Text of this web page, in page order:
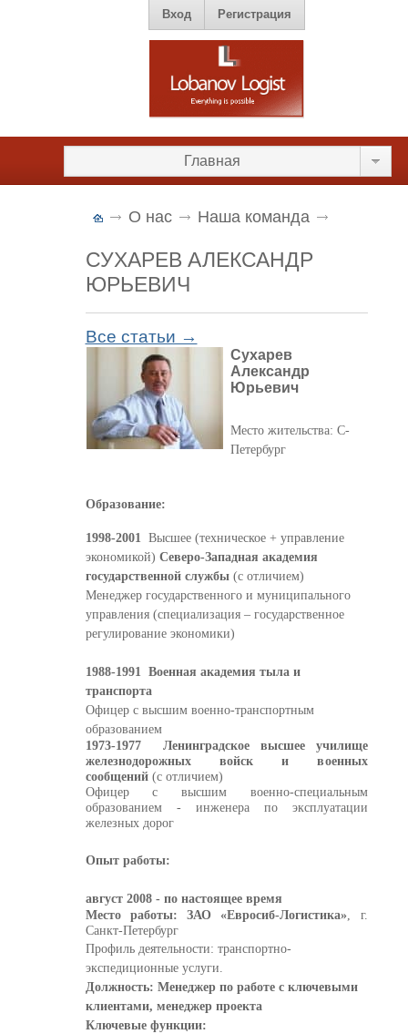
Вход Регистрация
Главная
О нас Наша команда
СУХАРЕВ АЛЕКСАНДР
ЮРЬЕВИЧ
Все статьи →
Сухарев
Александр
Юрьевич
Место жительства: С-
Петербург
Образование:
1998-2001Высшее (техническое + управление
экономикой) Северо-Западная академия
государственной службы (с отличием)
Менеджер государственного и муниципального
управления (специализация – государственное
регулирование экономики)
1988-1991 Военная академия тыла и
транспорта
Офицер с высшим военно-транспортным
образованием
1973-1977 Ленинградское высшее училище
железнодорожных войск и военных
сообщений(с отличием)
Офицер с высшим военно-специальным
образованием - инженера по эксплуатации
железных дорог
Опыт работы:
август 2008 - по настоящее время
Место работы: ЗАО «Евросиб-Логистика», г.
Санкт-Петербург
Профиль деятельности: транспортно-
экспедиционные услуги.
Должность: Менеджер по работе с ключевыми
клиентами, менеджер проекта
Ключевые функции: